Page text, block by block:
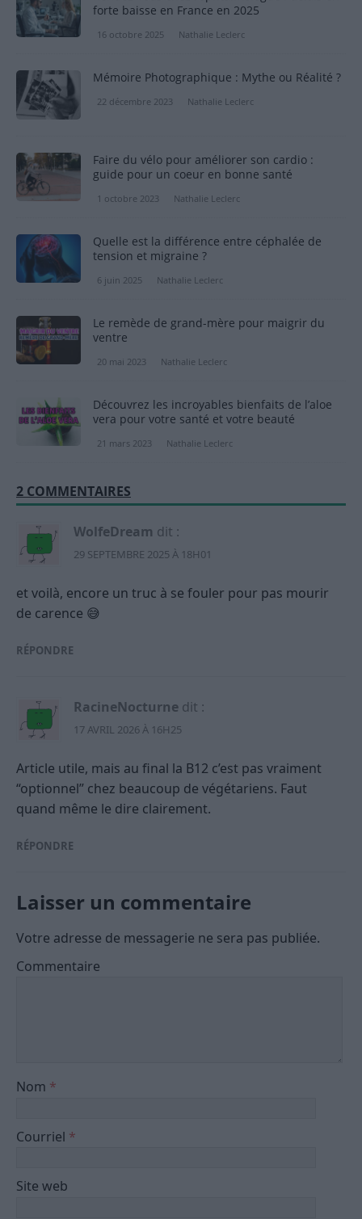
forte baisse en France en 2025
16 octobre 2025 Nathalie Leclerc
Mémoire Photographique : Mythe ou Réalité ?
22 décembre 2023 Nathalie Leclerc
Faire du vélo pour améliorer son cardio :
guide pour un coeur en bonne santé
1 octobre 2023 Nathalie Leclerc
Quelle est la différence entre céphalée de
tension et migraine ?
6 juin 2025 Nathalie Leclerc
Le remède de grand-mère pour maigrir du
ventre
20 mai 2023 Nathalie Leclerc
Découvrez les incroyables bienfaits de l’aloe
vera pour votre santé et votre beauté
21 mars 2023 Nathalie Leclerc
2 COMMENTAIRES
WolfeDream dit :
29 SEPTEMBRE 2025 À 18H01
et voilà, encore un truc à se fouler pour pas mourir
de carence 😅
RÉPONDRE
RacineNocturne dit :
17 AVRIL 2026 À 16H25
Article utile, mais au final la B12 c’est pas vraiment
“optionnel” chez beaucoup de végétariens. Faut
quand même le dire clairement.
RÉPONDRE
Laisser un commentaire
Votre adresse de messagerie ne sera pas publiée.
Commentaire
Nom *
Courriel *
Site web